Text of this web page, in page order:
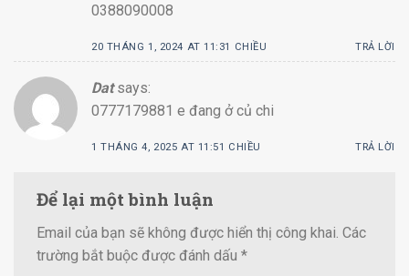
0388090008
20 THÁNG 1, 2024 AT 11:31 CHIỀU TRẢ LỜI
Dat says:
0777179881 e đang ở củ chi
1 THÁNG 4, 2025 AT 11:51 CHIỀU TRẢ LỜI
Để lại một bình luận
Email của bạn sẽ không được hiển thị công khai. Các
trường bắt buộc được đánh dấu *